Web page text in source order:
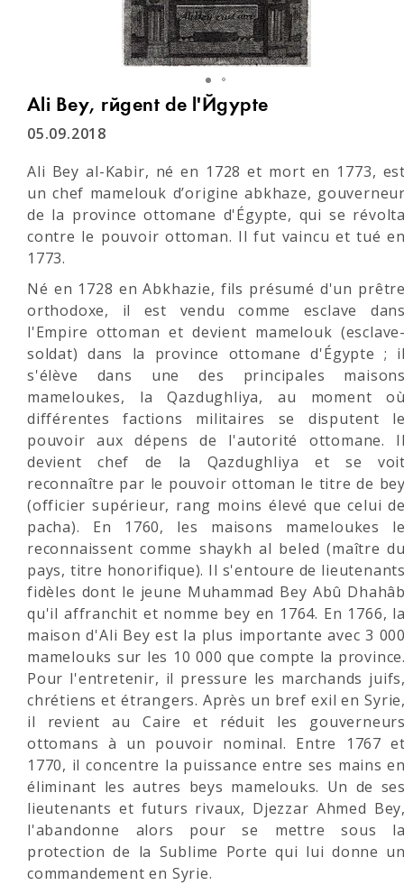
Ali Bey, régent de l'Égypte
05.09.2018
Ali Bey al-Kabir, né en 1728 et mort en 1773,
un chef mamelouk d’origine abkhaze,
de la province ottomane d'Égypte, qui se
contre le pouvoir ottoman. Il fut vaincu et tué
1773.
Né en 1728 en Abkhazie, fils présumé d'un
orthodoxe, il est vendu comme esclave
l'Empire ottoman et devient mamelouk
soldat) dans la province ottomane d'Égypte ;
s'élève dans une des principales
mameloukes, la Qazdughliya, au moment
différentes factions militaires se disputent
pouvoir aux dépens de l'autorité ottomane.
devient chef de la Qazdughliya et se
reconnaître par le pouvoir ottoman le titre de
(officier supérieur, rang moins élevé que celui
pacha). En 1760, les maisons mameloukes
reconnaissent comme shaykh al beled (maître
pays, titre honorifique). Il s'entoure de
fidèles dont le jeune Muhammad Bey Abû
qu'il affranchit et nomme bey en 1764. En 1766,
maison d'Ali Bey est la plus importante avec 3
mamelouks sur les 10 000 que compte la
Pour l'entretenir, il pressure les marchands
chrétiens et étrangers. Après un bref exil en
il revient au Caire et réduit les
ottomans à un pouvoir nominal. Entre 1767
1770, il concentre la puissance entre ses mains
éliminant les autres beys mamelouks. Un de
lieutenants et futurs rivaux, Djezzar Ahmed
l'abandonne alors pour se mettre sous
protection de la Sublime Porte qui lui donne
commandement en Syrie.